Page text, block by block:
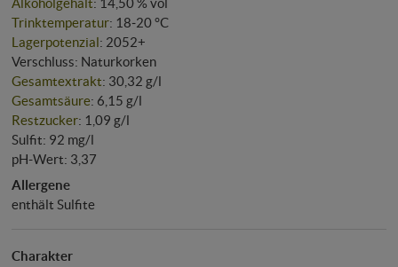
Trinktemperatur: 18‑20 °C
Lagerpotenzial: 2052+
Verschluss: Naturkorken
Gesamtextrakt: 30,32 g/l
Gesamtsäure: 6,15 g/l
Restzucker: 1,09 g/l
Sulfit: 92 mg/l
pH-Wert: 3,37
Allergene
enthält Sulfite
Charakter